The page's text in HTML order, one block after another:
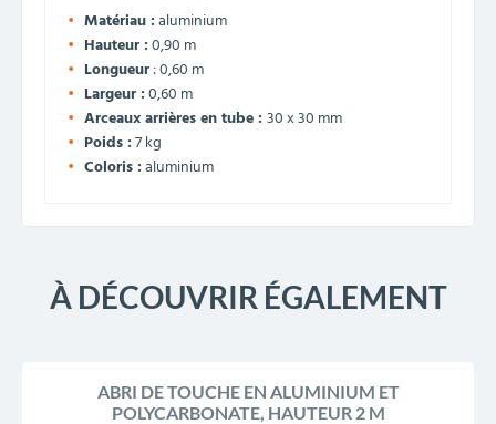
Matériau :aluminium
Hauteur :0,90 m
Longueur: 0,60 m
Largeur :0,60 m
Arceaux arrières en tube : 30 x 30 mm
Poids :7 kg
Coloris :aluminium
À DÉCOUVRIR ÉGALEMENT
ABRI DE TOUCHE EN ALUMINIUM ET
POLYCARBONATE, HAUTEUR 2 M